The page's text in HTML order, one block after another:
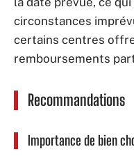
circonstances
certains centres
remboursements
Recommandations
Importance de bien